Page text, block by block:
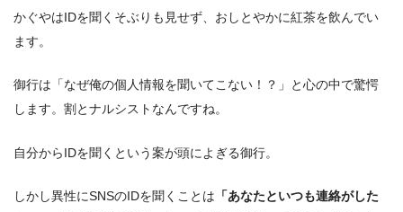
かぐやはIDを聞くそぶりも見せず、おしとやかに紅茶を飲んでい
ます。
御行は「なぜ俺の個人情報を聞いてこない！？」と心の中で驚愕
します。割とナルシストなんですね。
自分からIDを聞くという案が頭によぎる御行。
しかし異性にSNSのIDを聞くことは 「あなたといつも連絡がした